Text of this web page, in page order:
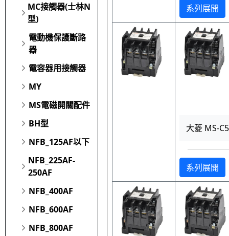
MC接觸器(士林N
型)
電動機保護斷路
器
電容器用接觸器
MY
MS電磁開關配件
BH型
NFB_125AF以下
NFB_225AF-
250AF
NFB_400AF
NFB_600AF
NFB_800AF
系列展開
大菱 MS-
系列展開